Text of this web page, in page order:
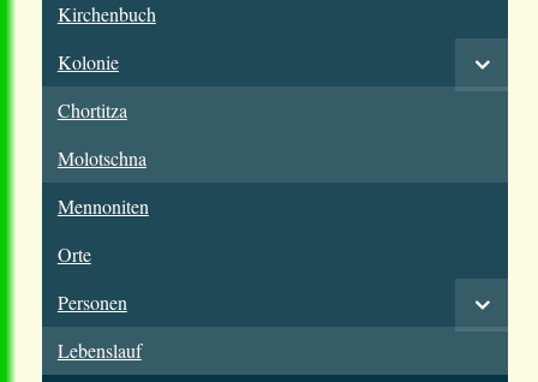
Kirchenbuch
Kolonie
Chortitza
Molotschna
Mennoniten
Orte
Personen
Lebenslauf